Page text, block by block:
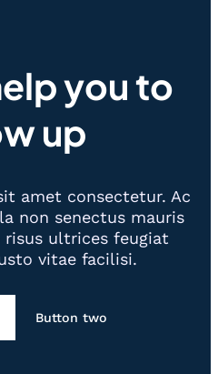
you to
up
amet consectetur. Ac
non senectus mauris
risus ultrices feugiat
vitae facilisi.
Button two